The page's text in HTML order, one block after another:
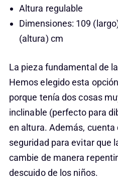
Altura regulable
Dimensiones: 109
(altura) cm
La pieza fundamental de
Hemos elegido esta
porque tenía dos cosas
inclinable (perfecto para
en altura. Además,
seguridad para evitar que
cambie de manera
descuido de los niños.